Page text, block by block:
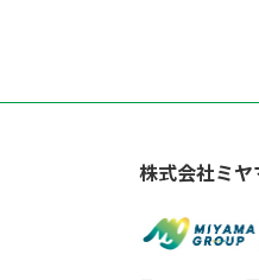
株式会社ミヤ